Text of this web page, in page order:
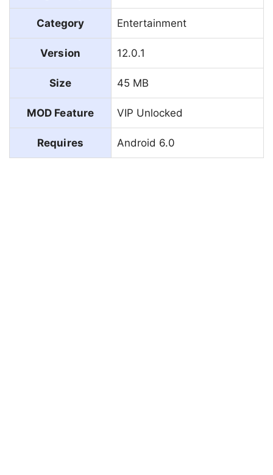
Category Entertainment
Version 12.0.1
Size 45 MB
MOD Feature VIP Unlocked
Requires Android 6.0